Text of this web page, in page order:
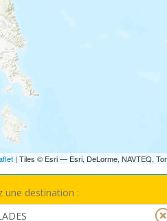
| Tiles © Esri — Esri, DeLorme, NAVTEQ,
une destination :